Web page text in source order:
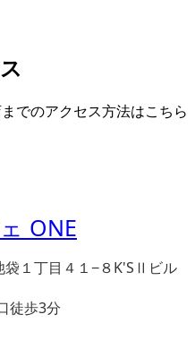
でのアクセス方法はこちら
１丁目４１−８K'SⅡビル
徒歩3分